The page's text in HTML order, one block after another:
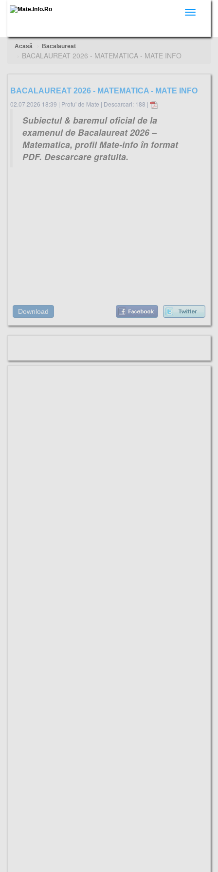
Toggle
Acasă Bacalaureat
BACALAUREAT 2026 - MATEMATICA - MATE INFO
BACALAUREAT 2026 - MATEMATICA - MATE INFO
02.07.2026 18:39 | Profu' de Mate | Descarcari: 188 |
Subiectul & baremul oficial de la
examenul de Bacalaureat 2026 –
Matematica, profil Mate-info în format
PDF. Descarcare gratuita.
Download